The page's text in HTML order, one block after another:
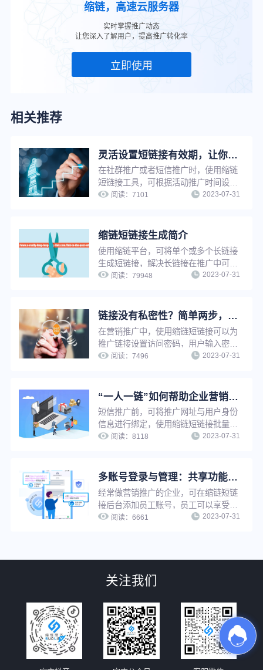
缩链，高速云服务器
实时掌握推广动态
让您深入了解用户，提高推广转化率
立即使用
相关推荐
灵活设置短链接有效期，让你的推广页面永久可见或到期不可见
在社群推广或者短信推广时，使用缩链
短链接工具，可根据活动推广时间设置
短链接有效期为一段有限时间，以减少
效果。
阅读：7101 2023-07-31
缩链短链接生成简介
使用缩链平台，可将单个或多个长链接
生成短链接，解决长链接在推广中可信
度低、影响点击率、增加推广成本等问
拥有自己的短链系统，提升工作效率。
阅读：79948 2023-07-31
链接没有私密性？简单两步，告别隐私泄露与安全问题
在营销推广中，使用缩链短链接可以为
推广链接设置访问密码，用户输入密码
后方可访问，实现特定内容向特定用户
阅读：7496 2023-07-31
“一人一链”如何帮助企业营销推广提升转化效果？
短信推广前，可将推广网址与用户身份
信息进行绑定，使用缩链短链接批量生
成或API生成功能将推广网址生成为一
开推广链接时及时知晓是哪位用户打开
了推广链接并及时启动转化行为，可有
效提升短信推广转化效果。
阅读：8118 2023-07-31
多账号登录与管理：共享功能与数据，提升企业工作效率
经常做营销推广的企业，可在缩链短链
接后台添加员工账号，员工可以享受管
理员同等权限，使用管理员所有功能去
阅读：6661 2023-07-31
关注我们